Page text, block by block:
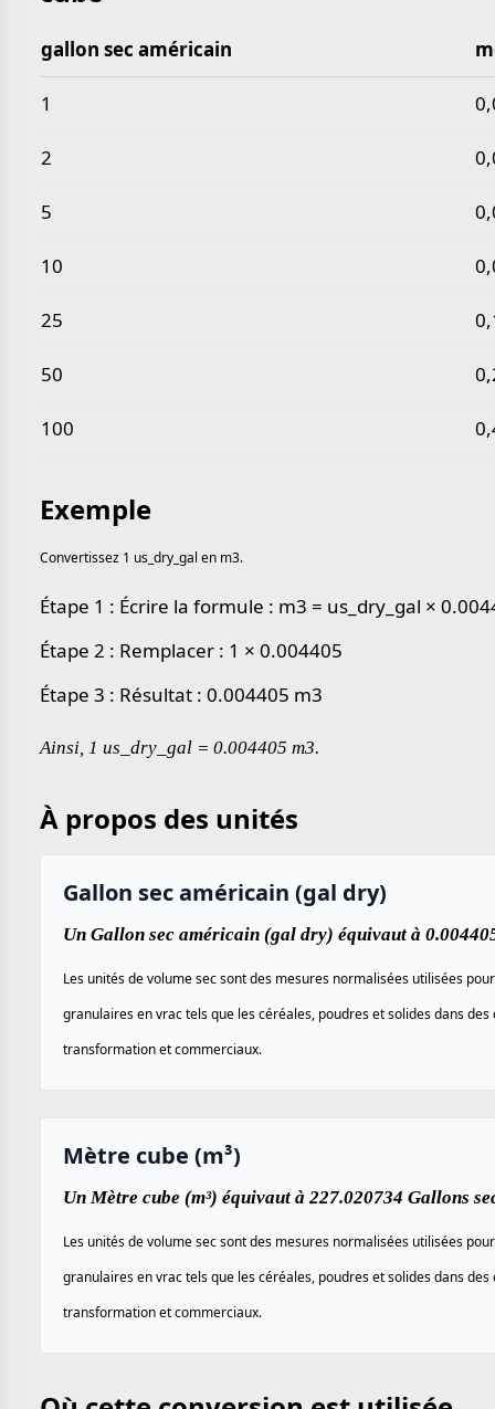
Valeurs courantes gallon sec américain en mètre
gallon sec américain
1
2
5
10
25
50
100
Exemple
Convertissez 1 us_dry_gal en m3.
Étape 1 : Écrire la formule : m3 = us_dry_gal ×
Étape 2 : Remplacer : 1 × 0.004405
Étape 3 : Résultat : 0.004405 m3
Ainsi, 1 us_dry_gal = 0.004405 m3.
À propos des unités
Gallon sec américain (gal dry)
Un Gallon sec américain (gal dry) équivaut à
Les unités de volume sec sont des mesures normalisées utilisées
granulaires en vrac tels que les céréales, poudres et solides dans
transformation et commerciaux.
Mètre cube (m³)
Un Mètre cube (m³) équivaut à 227.020734 Gallons
Les unités de volume sec sont des mesures normalisées utilisées
granulaires en vrac tels que les céréales, poudres et solides dans
transformation et commerciaux.